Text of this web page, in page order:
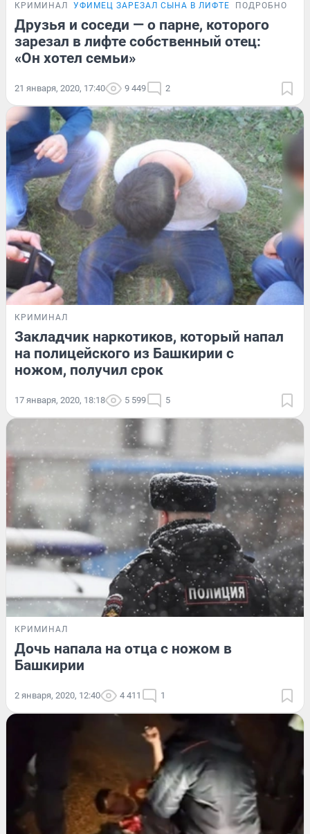
КРИМИНАЛ УФИМЕЦ ЗАРЕЗАЛ СЫНА В ЛИФТЕ ПОДРОБНОСТИ
Друзья и соседи — о парне, которого
зарезал в лифте собственный отец:
«Он хотел семьи»
21 января, 2020, 17:40 9 449 2
КРИМИНАЛ
Закладчик наркотиков, который напал
на полицейского из Башкирии с
ножом, получил срок
17 января, 2020, 18:18 5 599 5
КРИМИНАЛ
Дочь напала на отца с ножом в
Башкирии
2 января, 2020, 12:40 4 411 1